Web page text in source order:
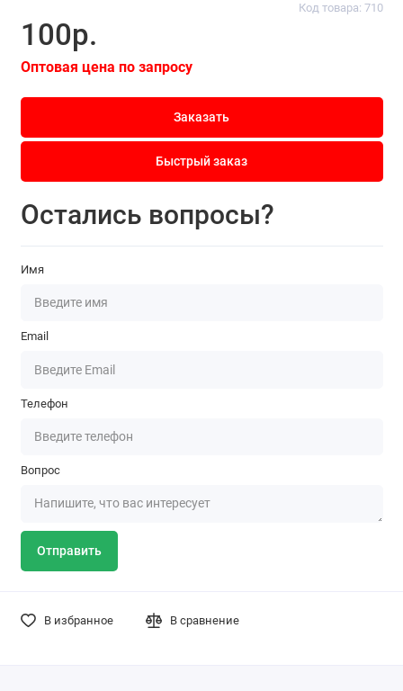
Код товара: 710
100р.
Оптовая цена по запросу
Заказать
Быстрый заказ
Остались вопросы?
Имя
Email
Телефон
Вопрос
Отправить
В избранное В сравнение